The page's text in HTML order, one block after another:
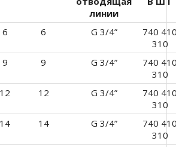
линии
6 6 G 3/4”
740
310
9
9 G 3/4”
740
310
12 G 3/4”
740
310
14 G 3/4”
740
310